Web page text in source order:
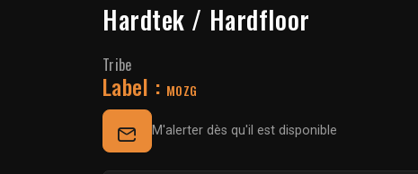
Hardtek / Hardfloor
Tribe
Label : MOZG
M'alerter dès qu'il est disponible